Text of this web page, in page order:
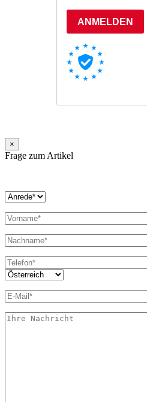
×
Frage zum Artikel